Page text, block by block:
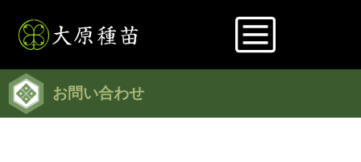
お問い合わせ